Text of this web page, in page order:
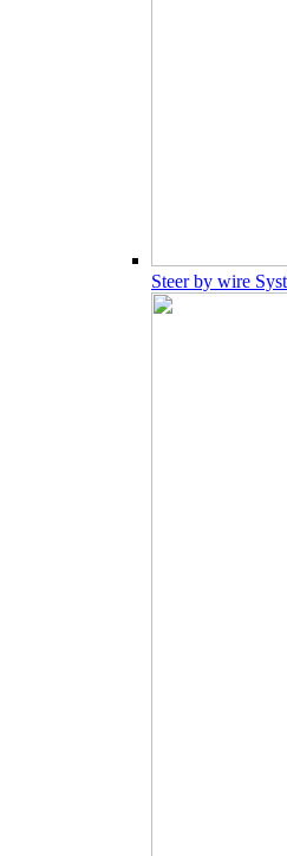
Steer by wire